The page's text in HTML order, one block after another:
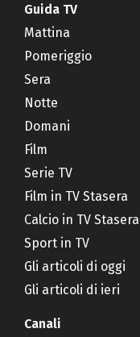
Guida TV
Mattina
Pomeriggio
Sera
Notte
Domani
Film
Serie TV
Film in TV Stasera
Calcio in TV Stasera
Sport in TV
Gli articoli di oggi
Gli articoli di ieri
Canali